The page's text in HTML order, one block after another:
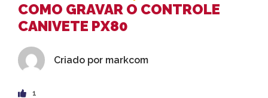
COMO GRAVAR O CONTROLE
CANIVETE PX80
Criado por markcom
1